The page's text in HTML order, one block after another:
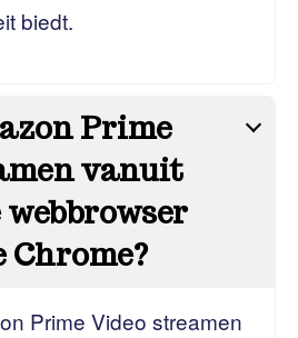
biedt.
Prime
vanuit
Chrome?
Prime Video streamen